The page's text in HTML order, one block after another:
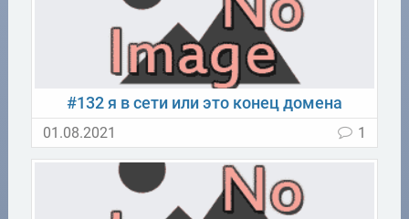
#132 я в сети или это конец домена
01.08.2021 1